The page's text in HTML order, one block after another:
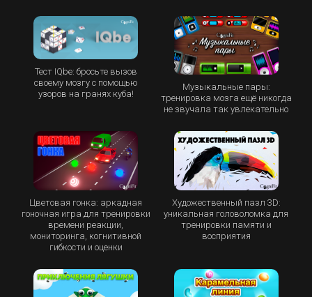
Тест IQbe: бросьте вызов
своему мозгу с помощью
узоров на гранях куба!
Музыкальные пары:
тренировка мозга ещё никогда
не звучала так увлекательно
Цветовая гонка: аркадная
гоночная игра для тренировки
времени реакции,
мониторинга, когнитивной
гибкости и оценки
Художественный пазл 3D:
уникальная головоломка для
тренировки памяти и
восприятия